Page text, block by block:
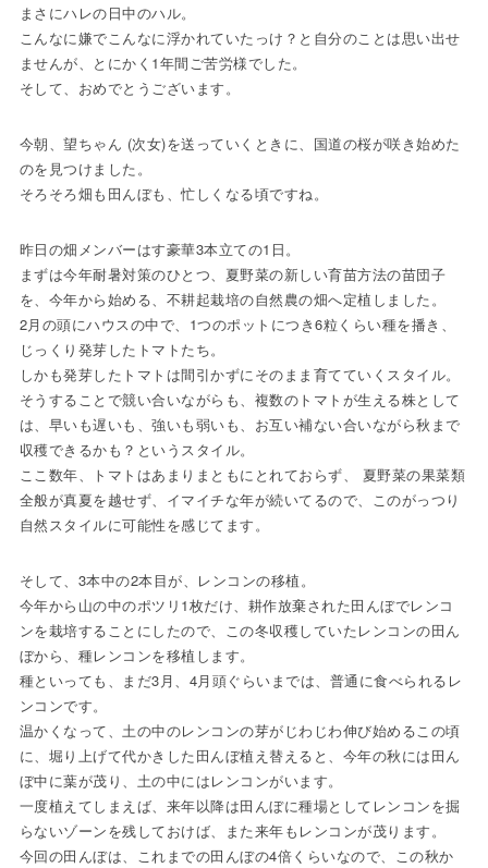
まさにハレの日中のハル。
こんなに嫌でこんなに浮かれていたっけ？と自分のことは思い出せ
ませんが、とにかく1年間ご苦労様でした。
そして、おめでとうございます。
今朝、望ちゃん (次女)を送っていくときに、国道の桜が咲き始めた
のを見つけました。
そろそろ畑も田んぼも、忙しくなる頃ですね。
昨日の畑メンバーはす豪華3本立ての1日。
まずは今年耐暑対策のひとつ、夏野菜の新しい育苗方法の苗団子
を、今年から始める、不耕起栽培の自然農の畑へ定植しました。
2月の頭にハウスの中で、1つのポットにつき6粒くらい種を播き、
じっくり発芽したトマトたち。
しかも発芽したトマトは間引かずにそのまま育てていくスタイル。
そうすることで競い合いながらも、複数のトマトが生える株として
は、早いも遅いも、強いも弱いも、お互い補ない合いながら秋まで
収穫できるかも？というスタイル。
ここ数年、トマトはあまりまともにとれておらず、 夏野菜の果菜類
全般が真夏を越せず、イマイチな年が続いてるので、このがっつり
自然スタイルに可能性を感じてます。
そして、3本中の2本目が、レンコンの移植。
今年から山の中のポツリ1枚だけ、耕作放棄された田んぼでレンコ
ンを栽培することにしたので、この冬収穫していたレンコンの田ん
ぼから、種レンコンを移植します。
種といっても、まだ3月、4月頭ぐらいまでは、普通に食べられるレ
ンコンです。
温かくなって、土の中のレンコンの芽がじわじわ伸び始めるこの頃
に、堀り上げて代かきした田んぼ植え替えると、今年の秋には田ん
ぼ中に葉が茂り、土の中にはレンコンがいます。
一度植えてしまえば、来年以降は田んぼに種場としてレンコンを掘
らないゾーンを残しておけば、また来年もレンコンが茂ります。
今回の田んぼは、これまでの田んぼの4倍くらいなので、この秋か